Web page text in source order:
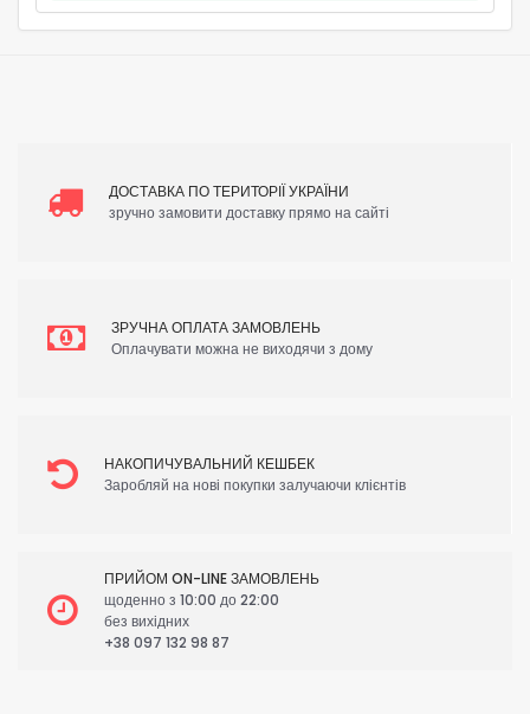
ДОСТАВКА ПО ТЕРИТОРІЇ УКРАЇНИ
зручно замовити доставку прямо на сайті
ЗРУЧНА ОПЛАТА ЗАМОВЛЕНЬ
Оплачувати можна не виходячи з дому
НАКОПИЧУВАЛЬНИЙ КЕШБЕК
Заробляй на нові покупки залучаючи клієнтів
ПРИЙОМ ON-LINE ЗАМОВЛЕНЬ
щоденно з 10:00 до 22:00
без вихідних
+38 097 132 98 87